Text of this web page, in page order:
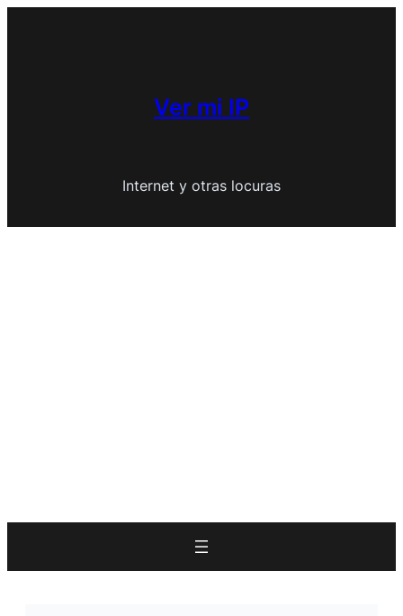
Ver mi IP
Internet y otras locuras